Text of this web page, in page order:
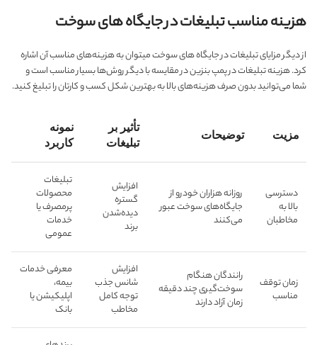
هزینه مناسب تبلیغات در جایگاه های سوخت
از دیگر مزایای تبلیغات در جایگاه های سوخت میتوان به هزینه‌های مناسب آن اشاره
کرد. هزینه تبلیغات در پمپ بنزین در مقایسه با دیگر روش‌ها بسیار مناسب است و
شما می‌توانید بدون صرف هزینه‌های بالا به بهترین شکل کسب و کارتان را تبلیغ کنید.
مزیت توضیحات
تأثیر بر
تبلیغات
نمونه
کاربرد
دسترسی
بالا به
مخاطبان
روزانه هزاران خودرو از
جایگاه‌های سوخت عبور
می‌کنند
افزایش
گستره
دیده‌شدن
برند
تبلیغات
محصولات
پرمصرف یا
خدمات
عمومی
زمان توقف
مناسب
رانندگان هنگام
سوخت‌گیری چند دقیقه
زمان آزاد دارند
افزایش
شانس جذب
توجه کامل
مخاطب
معرفی خدمات
بیمه،
اپلیکیشن یا
بانک